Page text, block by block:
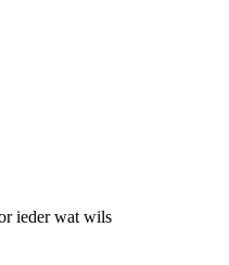
ieder wat wils